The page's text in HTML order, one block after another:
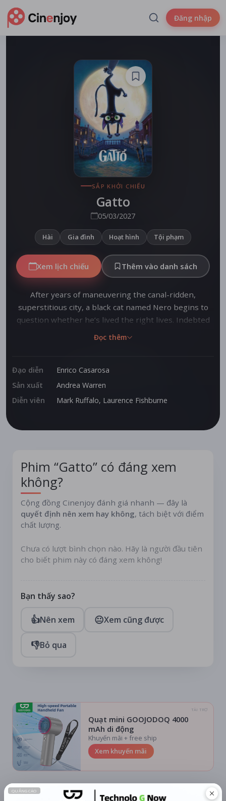
Đăng nhập
SẮP KHỞI CHIẾU
Gatto
05/03/2027
Hài Gia đình Hoạt hình Tội phạm
Xem lịch chiếu Thêm vào danh sách
After years of maneuvering the canal-ridden,
superstitious city, a black cat named Nero begins to
question whether he’s lived the right lives. Indebted
to a local feline mob boss, Nero finds himself in a
quandary and is forced to forge a truly unexpected
unless Venice gets the better of him first.
Đọc thêm
Đạo diễn
Enrico Casarosa
Sản xuất
Andrea Warren
Diễn viên
Mark Ruffalo, Laurence Fishburne
Phim “Gatto” có đáng xem
không?
Cộng đồng Cinenjoy đánh giá nhanh — đây là
quyết định nên xem hay không, tách biệt với điểm
chất lượng.
Chưa có lượt bình chọn nào. Hãy là người đầu tiên
cho biết phim này có đáng xem không!
Bạn thấy sao?
👍Nên xem 😐Xem cũng được
👎Bỏ qua
TÀI TRỢ
Quạt mini GOOJODOQ 4000
mAh di động
Khuyến mãi + free ship
Xem khuyến mãi